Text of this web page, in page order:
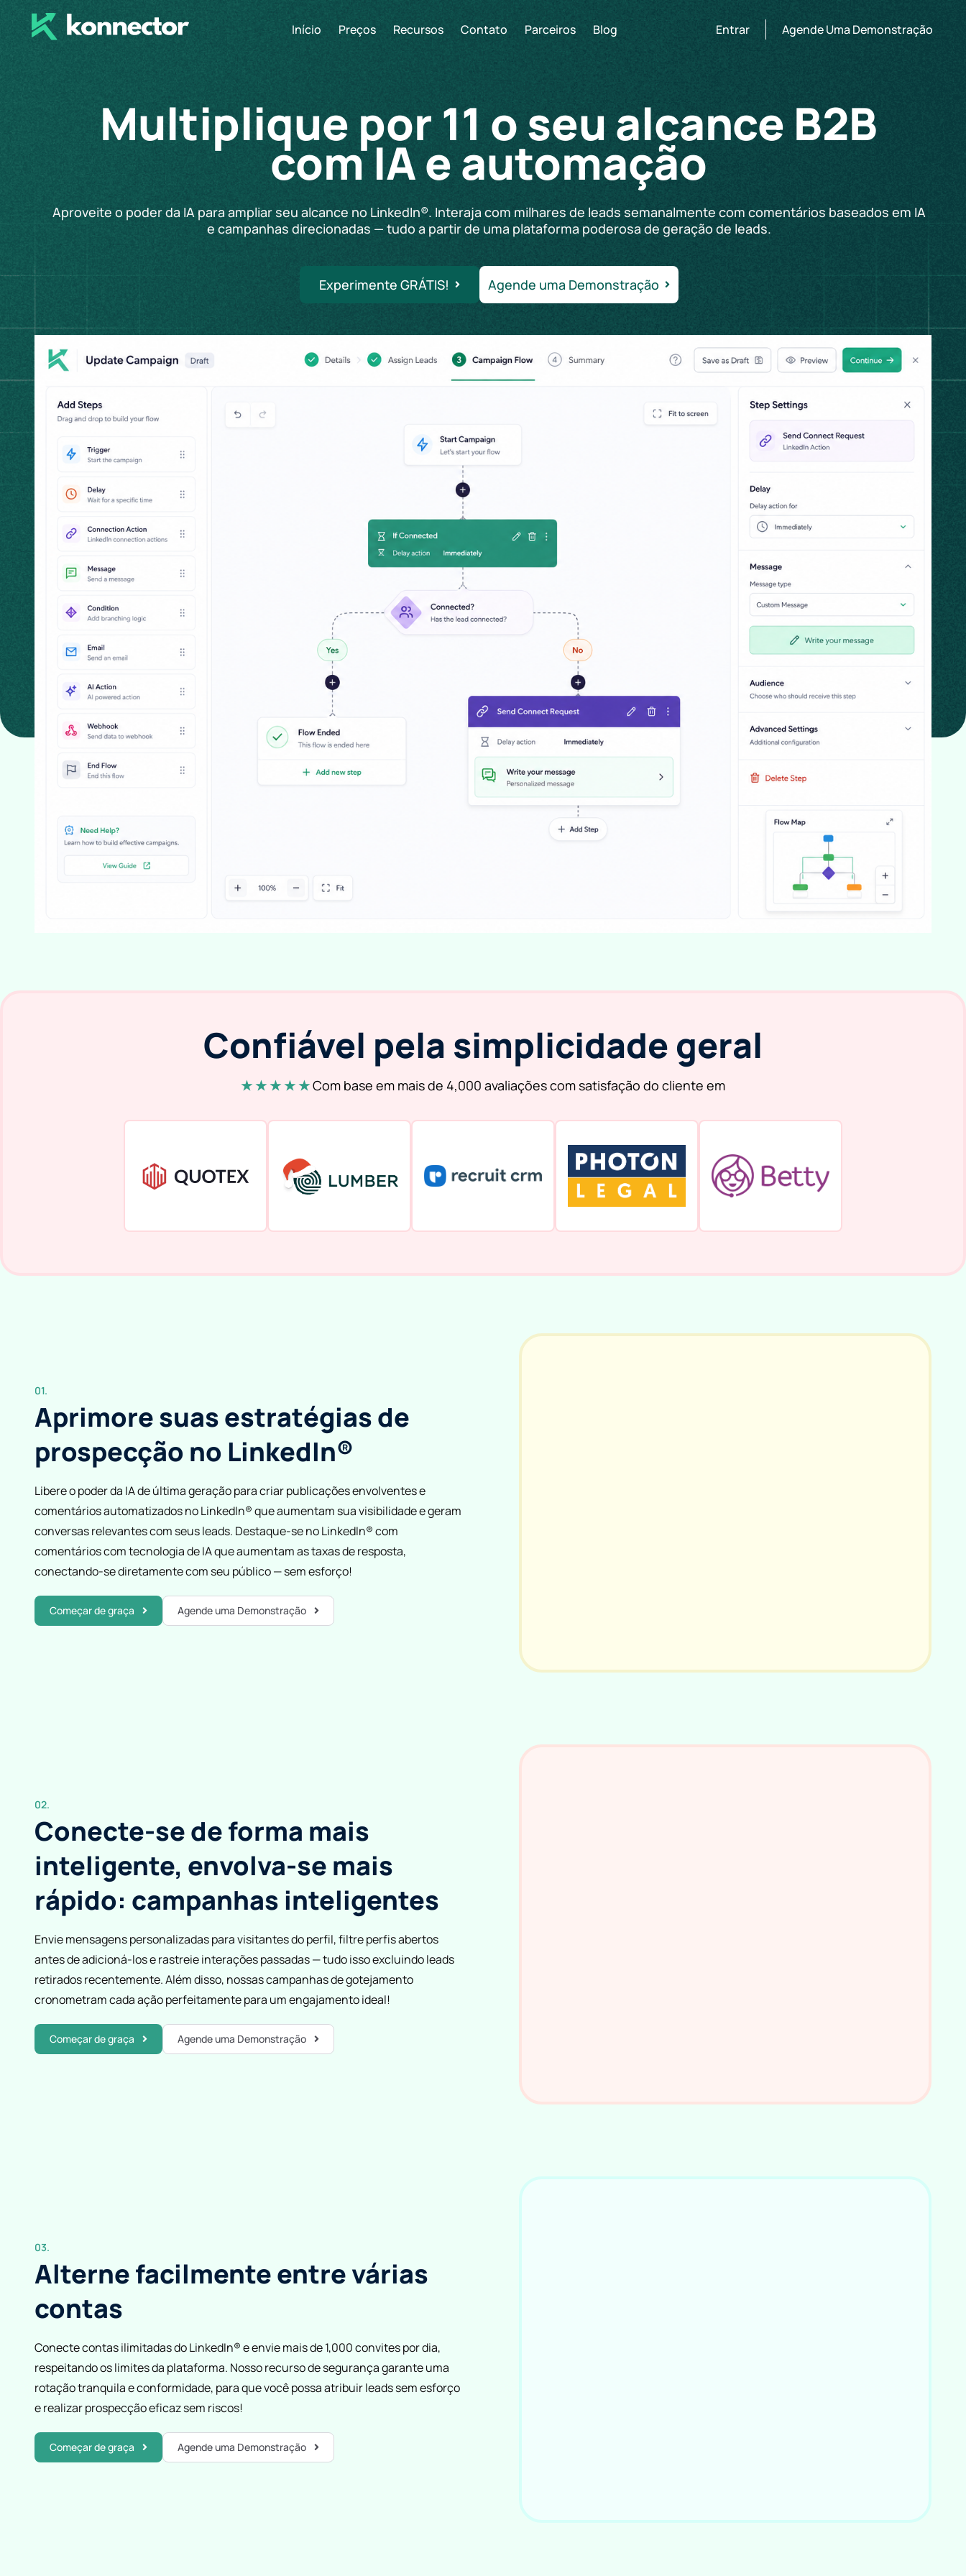
Início Preços Recursos Contato Parceiros Blog Entrar Agende Uma Demonstração
Multiplique por 11 o seu alcance B2B
com IA e automação
Aproveite o poder da IA ​​para ampliar seu alcance no LinkedIn®. Interaja com milhares de leads semanalmente com comentários baseados em IA
e campanhas direcionadas — tudo a partir de uma plataforma poderosa de geração de leads.
Experimente GRÁTIS! Agende uma Demonstração
Confiável pela simplicidade geral
★ ★ ★ ★ ★Com base em mais de 4,000 avaliações com satisfação do cliente em
01.
Aprimore suas estratégias de
prospecção no LinkedIn®
Libere o poder da IA ​​de última geração para criar publicações envolventes e
comentários automatizados no LinkedIn® que aumentam sua visibilidade e geram
conversas relevantes com seus leads. Destaque-se no LinkedIn® com
comentários com tecnologia de IA que aumentam as taxas de resposta,
conectando-se diretamente com seu público — sem esforço!
Começar de graça Agende uma Demonstração
02.
Conecte-se de forma mais
inteligente, envolva-se mais
rápido: campanhas inteligentes
Envie mensagens personalizadas para visitantes do perfil, filtre perfis abertos
antes de adicioná-los e rastreie interações passadas — tudo isso excluindo leads
retirados recentemente. Além disso, nossas campanhas de gotejamento
cronometram cada ação perfeitamente para um engajamento ideal!
Começar de graça Agende uma Demonstração
03.
Alterne facilmente entre várias
contas
Conecte contas ilimitadas do LinkedIn® e envie mais de 1,000 convites por dia,
respeitando os limites da plataforma. Nosso recurso de segurança garante uma
rotação tranquila e conformidade, para que você possa atribuir leads sem esforço
e realizar prospecção eficaz sem riscos!
Começar de graça Agende uma Demonstração